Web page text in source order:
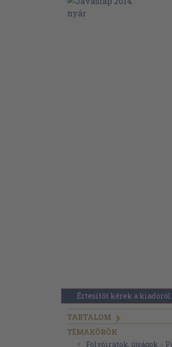
Értesítőt kérek a kiadóról
TARTALOM
TÉMAKÖRÖK
Folyóiratok, újságok >